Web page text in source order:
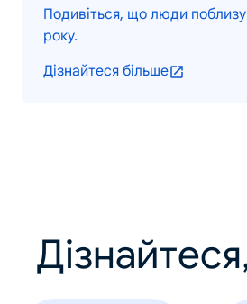
Подивіться, що люди
року.
Дізнайтеся більше